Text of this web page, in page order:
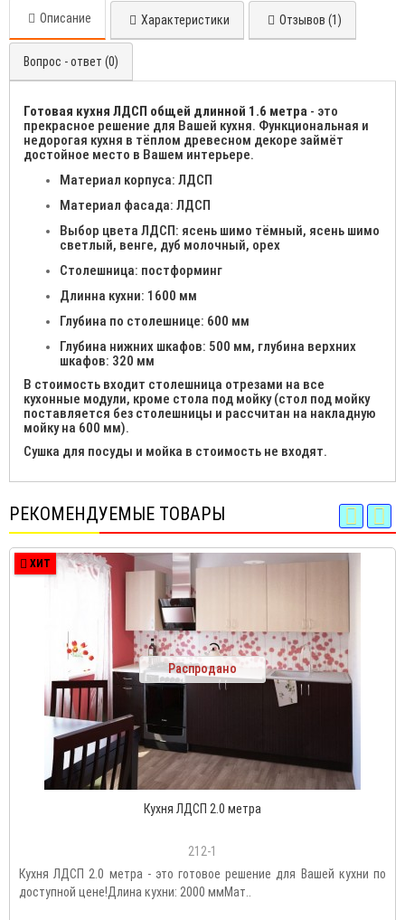
Описание Характеристики Отзывов (1)
Вопрос - ответ (0)
Готовая кухня ЛДСП общей длинной 1.6 метра - это
прекрасное решение для Вашей кухня. Функциональная и
недорогая кухня в тёплом древесном декоре займёт
достойное место в Вашем интерьере.
Материал корпуса: ЛДСП
Материал фасада: ЛДСП
Выбор цвета ЛДСП: ясень шимо тёмный, ясень шимо
светлый, венге, дуб молочный, орех
Столешница: постформинг
Длинна кухни: 1600 мм
Глубина по столешнице: 600 мм
Глубина нижних шкафов: 500 мм, глубина верхних
шкафов: 320 мм
В стоимость входит столешница отрезами на все
кухонные модули, кроме стола под мойку (стол под мойку
поставляется без столешницы и рассчитан на накладную
мойку на 600 мм).
Сушка для посуды и мойка в стоимость не входят.
РЕКОМЕНДУЕМЫЕ ТОВАРЫ
ХИТ
Распродано
Кухня ЛДСП 2.0 метра
212-1
Кухня ЛДСП 2.0 метра - это готовое решение для Вашей кухни по
доступной цене!Длина кухни: 2000 ммМат..